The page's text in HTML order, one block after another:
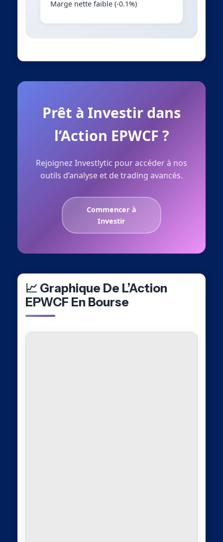
Marge nette faible (-0.1%)
Prêt à Investir dans
l’Action EPWCF ?
Rejoignez Investlytic pour accéder à nos
outils d’analyse et de trading avancés.
Commencer à
Investir
📈 Graphique De L’Action
EPWCF En Bourse